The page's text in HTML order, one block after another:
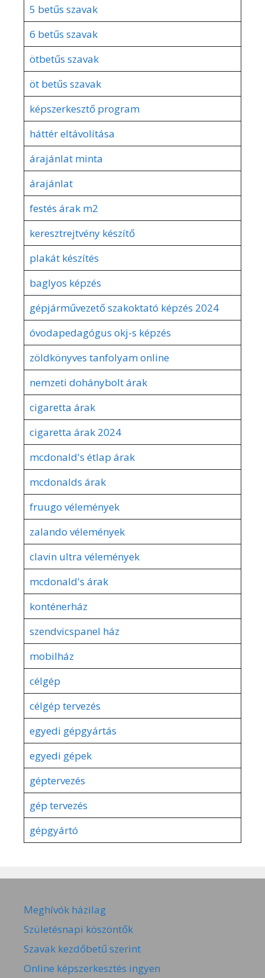
5 betűs szavak
6 betűs szavak
ötbetűs szavak
öt betűs szavak
képszerkesztő program
háttér eltávolítása
árajánlat minta
árajánlat
festés árak m2
keresztrejtvény készítő
plakát készítés
baglyos képzés
gépjárművezető szakoktató képzés 2024
óvodapedagógus okj-s képzés
zöldkönyves tanfolyam online
nemzeti dohánybolt árak
cigaretta árak
cigaretta árak 2024
mcdonald's étlap árak
mcdonalds árak
fruugo vélemények
zalando vélemények
clavin ultra vélemények
mcdonald's árak
konténerház
szendvicspanel ház
mobilház
célgép
célgép tervezés
egyedi gépgyártás
egyedi gépek
géptervezés
gép tervezés
gépgyártó
Meghívók házilag
Születésnapi köszöntők
Szavak kezdőbetű szerint
Online képszerkesztés ingyen